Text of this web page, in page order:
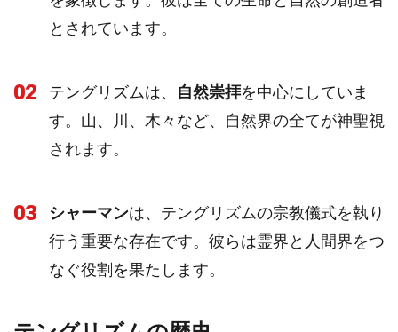
とされています。
02 テングリズムは、 自然崇拝を中心にしていま
す。山、川、木々など、自然界の全てが神聖視
されます。
03 シャーマンは、テングリズムの宗教儀式を執り
行う重要な存在です。彼らは霊界と人間界をつ
なぐ役割を果たします。